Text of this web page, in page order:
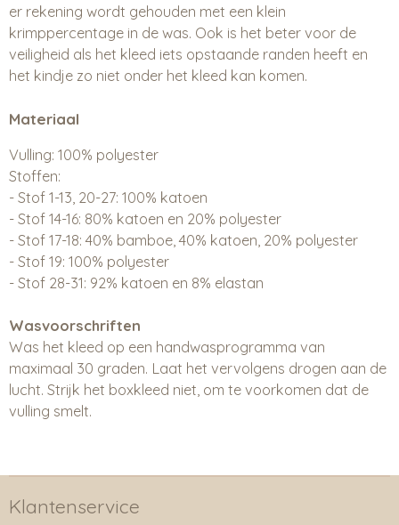
er rekening wordt gehouden met een klein
krimppercentage in de was. Ook is het beter voor de
veiligheid als het kleed iets opstaande randen heeft en
het kindje zo niet onder het kleed kan komen.
Materiaal
Vulling: 100% polyester
Stoffen:
- Stof 1-13, 20-27: 100% katoen
- Stof 14-16: 80% katoen en 20% polyester
- Stof 17-18: 40% bamboe, 40% katoen, 20% polyester
- Stof 19: 100% polyester
- Stof 28-31: 92% katoen en 8% elastan
Wasvoorschriften
Was het kleed op een handwasprogramma van
maximaal 30 graden. Laat het vervolgens drogen aan de
lucht. Strijk het boxkleed niet, om te voorkomen dat de
vulling smelt.
Klantenservice